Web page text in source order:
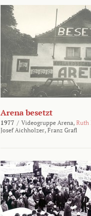
Arena besetzt
1977 / Videogruppe Arena, Ruth
Josef Aichholzer, Franz Grafl